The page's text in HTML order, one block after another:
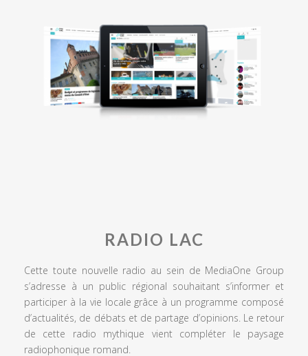
RADIO LAC
Cette toute nouvelle radio au sein de MediaOne Group
s’adresse à un public régional souhaitant s’informer et
participer à la vie locale grâce à un programme composé
d’actualités, de débats et de partage d’opinions. Le retour
de cette radio mythique vient compléter le paysage
radiophonique romand.